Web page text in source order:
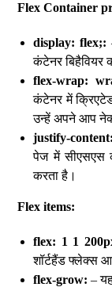
Flex Container
display: flex;:
कंटेनर बिहैवियर
flex-wrap:
कंटेनर में
उन्हें अपने आप
justify-
पेज में सीएसएस
करता है।
Flex items:
flex: 1 1
शॉर्टहैंड फ्लेक्स
flex-grow: –